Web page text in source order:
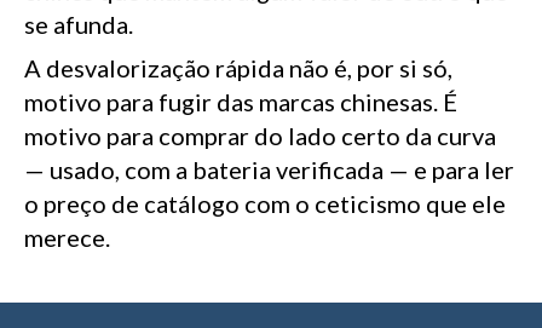
se afunda.
A desvalorização rápida não é, por si só,
motivo para fugir das marcas chinesas. É
motivo para comprar do lado certo da curva
— usado, com a bateria verificada — e para ler
o preço de catálogo com o ceticismo que ele
merece.